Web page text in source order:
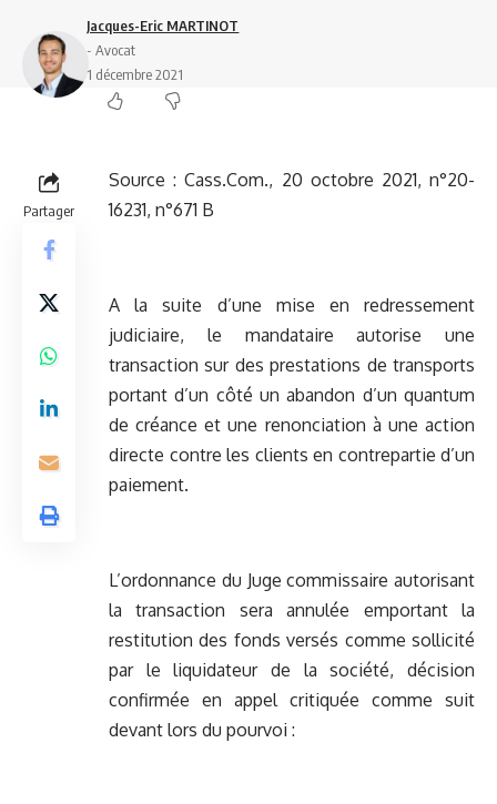
Jacques-Eric MARTINOT
- Avocat
1 décembre 2021
Partager
Source :Cass.Com., 20 octobre 2021, n°20-
16231, n°671 B
A la suite d’une mise en redressement
judiciaire, le mandataire autorise une
transaction sur des prestations de transports
portant d’un côté un abandon d’un quantum
de créance et une renonciation à une action
directe contre les clients en contrepartie d’un
paiement.
L’ordonnance du Juge commissaire autorisant
la transaction sera annulée emportant la
restitution des fonds versés comme sollicité
par le liquidateur de la société, décision
confirmée en appel critiquée comme suit
devant lors du pourvoi :